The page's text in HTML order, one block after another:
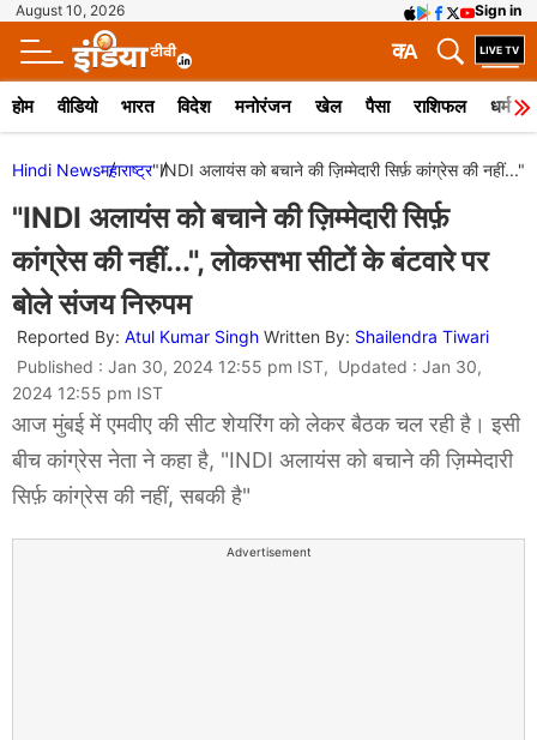
August 10, 2026 Sign in
A
क
होम वीडियो भारत विदेश मनोरंजन खेल पैसा राशिफल धर्म
Hindi Newsमहाराष्ट्र"INDI अलायंस को बचाने की ज़िम्मेदारी सिर्फ़ कांग्रेस की
"INDI अलायंस को बचाने की ज़िम्मेदारी सिर्फ़
कांग्रेस की नहीं...", लोकसभा सीटों के बंटवारे पर
बोले संजय निरुपम
Reported By: Atul Kumar Singh Written By: Shailendra Tiwari
Published : Jan 30, 2024 12:55 pm IST, Updated : Jan 30,
2024 12:55 pm IST
आज मुंबई में एमवीए की सीट शेयरिंग को लेकर बैठक चल रही है। इसी
बीच कांग्रेस नेता ने कहा है, "INDI अलायंस को बचाने की ज़िम्मेदारी
सिर्फ़ कांग्रेस की नहीं, सबकी है"
Advertisement